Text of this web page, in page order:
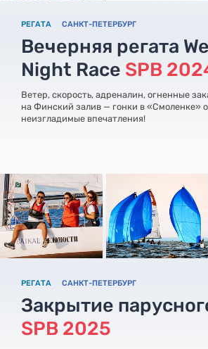
РЕГАТА САНКТ-ПЕТЕРБУРГ
Вечерняя регата
Night Race SPB
Ветер, скорость, адреналин, огненные
на Финский залив — гонки в «Смоленке»
неизгладимые впечатления!
РЕГАТА САНКТ-ПЕТЕРБУРГ
Закрытие
SPB 2025